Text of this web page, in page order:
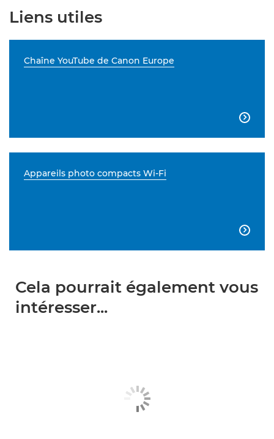
Liens utiles
Chaîne YouTube de Canon Europe

Appareils photo compacts Wi-Fi

Cela pourrait également vous
intéresser...